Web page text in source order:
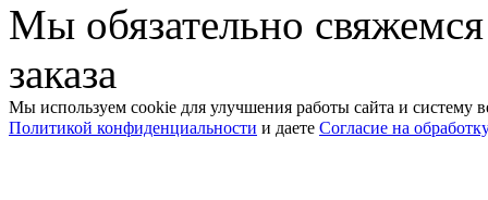
Мы обязательно
заказа
Мы используем cookie для улучшения работы сайта и систему
Политикой конфиденциальности и даете Согласие на